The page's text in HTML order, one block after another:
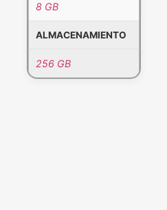
8 GB
ALMACENAMIENTO
256 GB